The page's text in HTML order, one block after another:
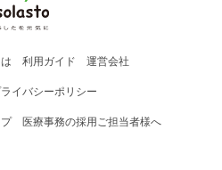
利用ガイド 運営会社
イバシーポリシー
医療事務の採用ご担当者様へ